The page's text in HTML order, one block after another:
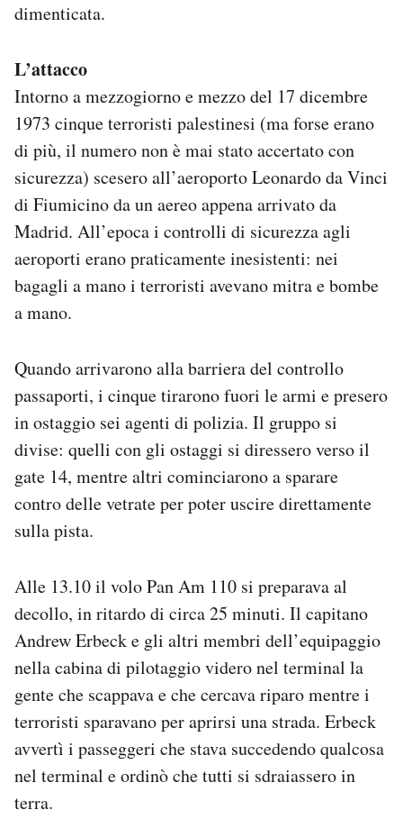
Notifiche mobile
dimenticata.
L’attacco
Intorno a mezzogiorno e mezzo del 17 dicembre
1973 cinque terroristi palestinesi (ma forse erano
di più, il numero non è mai stato accertato con
sicurezza) scesero all’aeroporto Leonardo da Vinci
di Fiumicino da un aereo appena arrivato da
Madrid. All’epoca i controlli di sicurezza agli
aeroporti erano praticamente inesistenti: nei
bagagli a mano i terroristi avevano mitra e bombe
a mano.
Quando arrivarono alla barriera del controllo
passaporti, i cinque tirarono fuori le armi e presero
in ostaggio sei agenti di polizia. Il gruppo si
divise: quelli con gli ostaggi si diressero verso il
gate 14, mentre altri cominciarono a sparare
contro delle vetrate per poter uscire direttamente
sulla pista.
Alle 13.10 il volo Pan Am 110 si preparava al
decollo, in ritardo di circa 25 minuti. Il capitano
Andrew Erbeck e gli altri membri dell’equipaggio
nella cabina di pilotaggio videro nel terminal la
gente che scappava e che cercava riparo mentre i
terroristi sparavano per aprirsi una strada. Erbeck
avvertì i passeggeri che stava succedendo qualcosa
nel terminal e ordinò che tutti si sdraiassero in
terra.